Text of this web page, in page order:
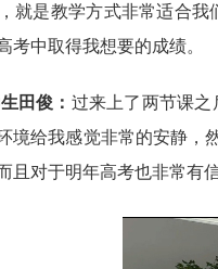
就是教学方式非常适合
考中取得我想要的成绩。
田俊： 过来上了两节课
境给我感觉非常的安静，
且对于明年高考也非常有信